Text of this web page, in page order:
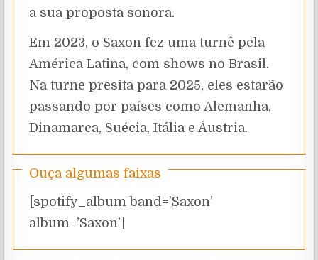
a sua proposta sonora.
Em 2023, o Saxon fez uma turnê pela
América Latina, com shows no Brasil.
Na turne presita para 2025, eles estarão
passando por países como Alemanha,
Dinamarca, Suécia, Itália e Áustria.
Ouça algumas faixas
[spotify_album band=’Saxon’
album=’Saxon’]